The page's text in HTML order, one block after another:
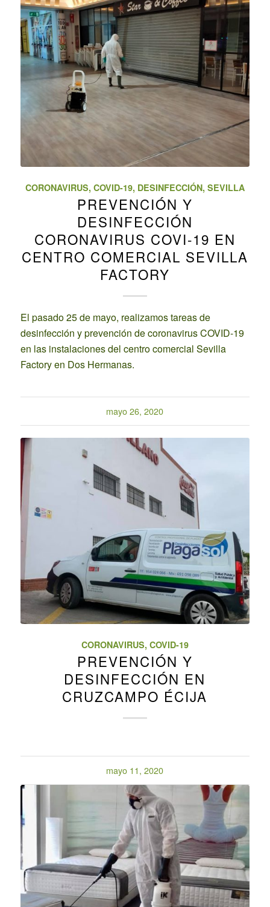
CORONAVIRUS, COVID-19, DESINFECCIÓN, SEVILLA
PREVENCIÓN Y
DESINFECCIÓN
CORONAVIRUS COVI-19 EN
CENTRO COMERCIAL SEVILLA
FACTORY
El pasado 25 de mayo, realizamos tareas de
desinfección y prevención de coronavirus COVID-19
en las instalaciones del centro comercial Sevilla
Factory en Dos Hermanas.
mayo 26, 2020
CORONAVIRUS, COVID-19
PREVENCIÓN Y
DESINFECCIÓN EN
CRUZCAMPO ÉCIJA
mayo 11, 2020